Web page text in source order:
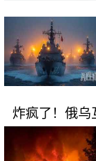
炸疯了！俄乌